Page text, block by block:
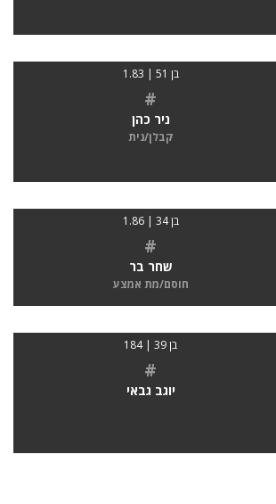
בן 51 | 1.83
#
ניר כהן
קבלן/נית
בן 34 | 1.86
#
שחר בר
חוסם/מת אמצע
בן 39 | 184
#
יוגב גבאי